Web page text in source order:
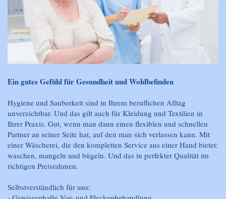
Ein gutes Gefühl für Gesundheit und Wohlbefinden
Hygiene und Sauberkeit sind in Ihrem beruflichen Alltag
unverzichtbar. Und das gilt auch für Kleidung und Textilien in
Ihrer Praxis. Gut, wenn man dann einen flexiblen und schnellen
Partner an seiner Seite hat, auf den man sich verlassen kann. Mit
einer Wäscherei, die den kompletten Service aus einer Hand bietet:
waschen, mangeln und bügeln. Und das in perfekter Qualität im
richtigen Preisrahmen.
Selbstverständlich für uns: